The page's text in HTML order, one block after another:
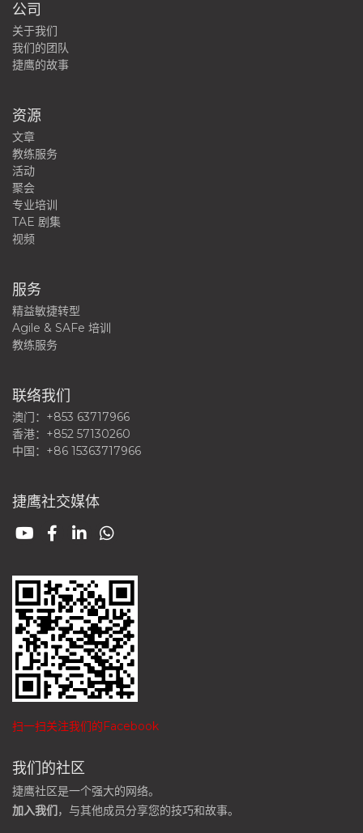
公司
关于我们
我们的团队
捷鹰的故事
资源
文章
教练服务
活动
聚会
专业培训
TAE 剧集
视频
服务
精益敏捷转型
Agile & SAFe 培训
教练服务
联络我们
澳门：+853 63717966
香港：+852 57130260
中国：+86 15363717966
捷鹰社交媒体
扫一扫关注我们的Facebook
我们的社区
捷鹰社区是一个强大的网络。
加入我们 ，与其他成员分享您的技巧和故事。